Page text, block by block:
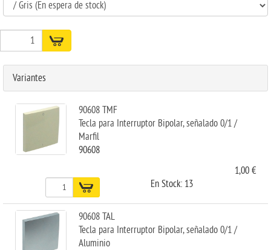
Variantes
90608 TMF
Tecla para Interruptor Bipolar, señalado 0/1 /
Marfil
90608
1,00 €
En Stock: 13
90608 TAL
Tecla para Interruptor Bipolar, señalado 0/1 /
Aluminio